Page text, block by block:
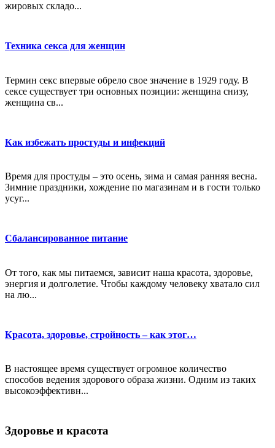
жировых складо...
Техника секса для женщин
Термин секс впервые обрело свое значение в 1929 году. В
сексе существует три основных позиции: женщина снизу,
женщина св...
Как избежать простуды и инфекций
Время для простуды – это осень, зима и самая ранняя весна.
Зимние праздники, хождение по магазинам и в гости только
усуг...
Сбалансированное питание
От того, как мы питаемся, зависит наша красота, здоровье,
энергия и долголетие. Чтобы каждому человеку хватало сил
на лю...
Красота, здоровье, стройность – как этог…
В настоящее время существует огромное количество
способов ведения здорового образа жизни. Одним из таких
высокоэффективн...
Здоровье и красота